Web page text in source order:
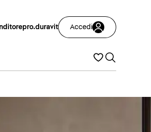
pro.duravit Accedi